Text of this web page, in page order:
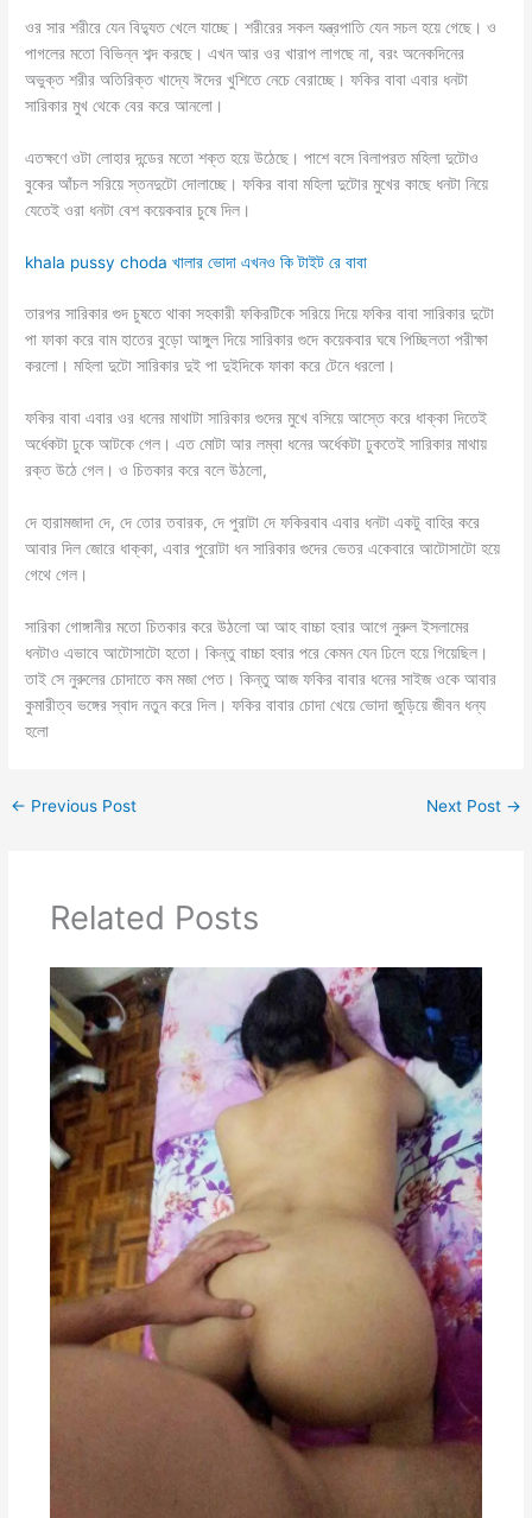
ওর সার শরীরে যেন বিদ্যুত খেলে যাচ্ছে। শরীরের সকল যন্ত্রপাতি যেন সচল হয়ে গেছে। ও
পাগলের মতো বিভিন্ন শব্দ করছে। এখন আর ওর খারাপ লাগছে না, বরং অনেকদিনের
অভুক্ত শরীর অতিরিক্ত খাদ্যে ঈদের খুশিতে নেচে বেরাচ্ছে। ফকির বাবা এবার ধনটা
সারিকার মুখ থেকে বের করে আনলো।
এতক্ষণে ওটা লোহার দন্ডের মতো শক্ত হয়ে উঠেছে। পাশে বসে বিলাপরত মহিলা দুটোও
বুকের আঁচল সরিয়ে স্তনদুটো দোলাচ্ছে। ফকির বাবা মহিলা দুটোর মুখের কাছে ধনটা নিয়ে
যেতেই ওরা ধনটা বেশ কয়েকবার চুষে দিল।
khala pussy choda খালার ভোদা এখনও কি টাইট রে বাবা
তারপর সারিকার গুদ চুষতে থাকা সহকারী ফকিরটিকে সরিয়ে দিয়ে ফকির বাবা সারিকার দুটো
পা ফাকা করে বাম হাতের বুড়ো আঙ্গুল দিয়ে সারিকার গুদে কয়েকবার ঘষে পিচ্ছিলতা পরীক্ষা
করলো। মহিলা দুটো সারিকার দুই পা দুইদিকে ফাকা করে টেনে ধরলো।
ফকির বাবা এবার ওর ধনের মাথাটা সারিকার গুদের মুখে বসিয়ে আস্তে করে ধাক্কা দিতেই
অর্ধেকটা ঢুকে আটকে গেল। এত মোটা আর লম্বা ধনের অর্ধেকটা ঢুকতেই সারিকার মাথায়
রক্ত উঠে গেল। ও চিতকার করে বলে উঠলো,
দে হারামজাদা দে, দে তোর তবারক, দে পুরাটা দে ফকিরবাব এবার ধনটা একটু বাহির করে
আবার দিল জোরে ধাক্কা, এবার পুরোটা ধন সারিকার গুদের ভেতর একেবারে আটোসাটো হয়ে
গেথে গেল।
সারিকা গোঙ্গানীর মতো চিতকার করে উঠলো আ আহ বাচ্চা হবার আগে নুরুল ইসলামের
ধনটাও এভাবে আটোসাটো হতো। কিন্তু বাচ্চা হবার পরে কেমন যেন ঢিলে হয়ে গিয়েছিল।
তাই সে নুরুলের চোদাতে কম মজা পেত। কিন্তু আজ ফকির বাবার ধনের সাইজ ওকে আবার
কুমারীত্ব ভঙ্গের স্বাদ নতুন করে দিল। ফকির বাবার চোদা খেয়ে ভোদা জুড়িয়ে জীবন ধন্য
হলো
← Previous Post Next Post →
Related Posts